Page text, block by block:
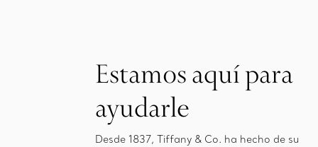
Estamos aquí para
ayudarle
Desde 1837, Tiffany & Co. ha hecho de su